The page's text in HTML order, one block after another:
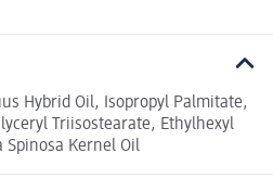
Hybrid Oil, Isopropyl Palmitate,
Triisostearate, Ethylhexyl
Spinosa Kernel Oil